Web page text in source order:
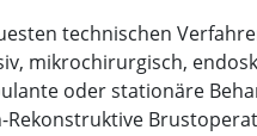
technischen
mikrochirurgisch,
oder stationäre
Rekonstruktive